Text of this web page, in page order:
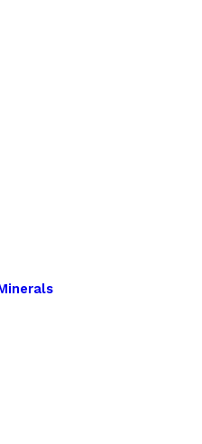
tintje dat jouw
onderscheidt van
en breisters onder
vegan leren
zijn.
synthetisch materiaal,
alternatief
concessies te doen
product weer op